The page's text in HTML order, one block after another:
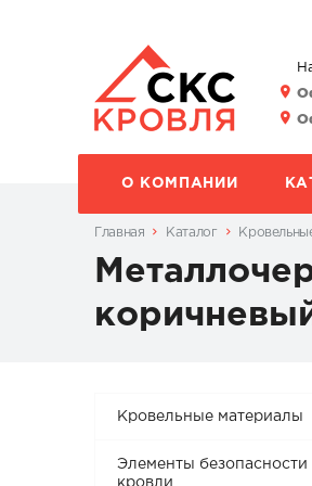
О КОМПАНИИ
Главная Каталог
Кровельные материалы
Элементы безопасности
кровли